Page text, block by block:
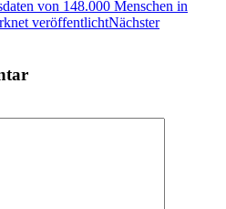
von 148.000 Menschen in
veröffentlichtNächster